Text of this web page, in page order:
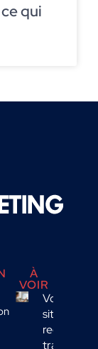
qui
À
VOIR
Votre
site
reçoit du
trafic